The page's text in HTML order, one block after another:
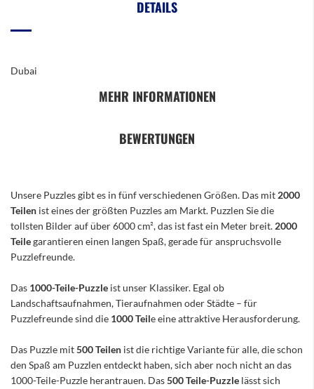
DETAILS
Dubai
MEHR INFORMATIONEN
BEWERTUNGEN
Unsere Puzzles gibt es in fünf verschiedenen Größen. Das mit 2000
Teilen ist eines der größten Puzzles am Markt. Puzzlen Sie die
tollsten Bilder auf über 6000 cm², das ist fast ein Meter breit. 2000
Teilegarantieren einen langen Spaß, gerade für anspruchsvolle
Puzzlefreunde.
Das 1000-Teile-Puzzle ist unser Klassiker. Egal ob
Landschaftsaufnahmen, Tieraufnahmen oder Städte – für
Puzzlefreunde sind die 1000 Teile eine attraktive Herausforderung.
Das Puzzle mit500 Teilen ist die richtige Variante für alle, die schon
den Spaß am Puzzlen entdeckt haben, sich aber noch nicht an das
1000-Teile-Puzzle herantrauen. Das500 Teile-Puzzle lässt sich